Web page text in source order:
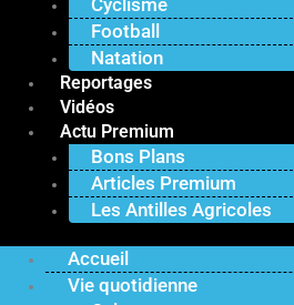
Cyclisme
Football
Natation
Reportages
Vidéos
Actu Premium
Bons Plans
Articles Premium
Les Antilles Agricoles
Accueil
Vie quotidienne